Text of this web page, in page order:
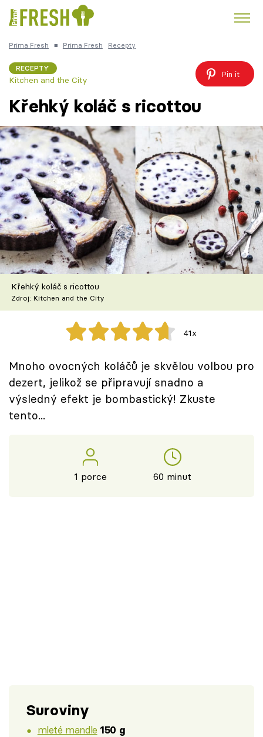
Česká kuchyně
Témata
Recepty
Články
TV Program
Škola vaření
Recepty z TV
Speciál: Cuketa
Těhotnej kuchař
Sledujte prima+
Prima Fresh ■ Prima Fresh Recepty
RECEPTY
Kitchen and the City
Pin it
Křehký koláč s ricottou
Křehký koláč s ricottou
Zdroj: Kitchen and the City
41x
Mnoho ovocných koláčů je skvělou volbou pro
dezert, jelikož se připravují snadno a
výsledný efekt je bombastický! Zkuste
tento...
1 porce 60 minut
Suroviny
mleté mandle 150 g